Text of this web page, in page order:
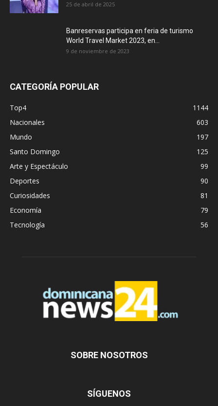
25 de abril de 2025
Banreservas participa en feria de turismo
World Travel Market 2023, en...
9 de noviembre de 2023
CATEGORÍA POPULAR
Top4
1144
Nacionales
603
Mundo
197
Santo Domingo
125
Arte y Espectáculo
99
Deportes
90
Curiosidades
81
Economía
79
Tecnología
56
SOBRE NOSOTROS
SÍGUENOS